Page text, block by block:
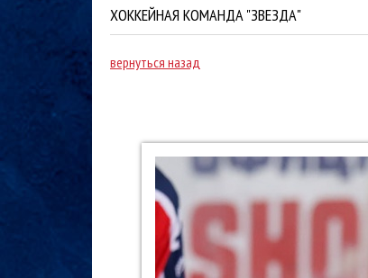
ХОККЕЙНАЯ КОМАНДА "ЗВЕЗДА"
вернуться назад